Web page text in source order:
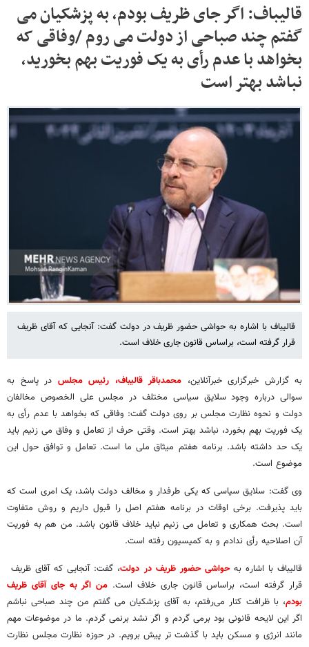
قالیباف: اگر جای ظریف بودم، به پزشکیان می
گفتم چند صباحی از دولت می روم /وفاقی که
بخواهد با عدم رأی به یک فوریت بهم بخورید،
نباشد بهتر است
قالیباف با اشاره به حواشی حضور ظریف در دولت گفت: آنجایی که آقای ظریف
قرار گرفته است، براساس قانون جاری خلاف است.
به گزارش خبرگزاری خبرآنلاین، محمدباقر قالیباف، رئیس مجلس در پاسخ به
سوالی درباره وجود سلایق سیاسی مختلف در مجلس علی الخصوص مخالفان
دولت و نحوه نظارت مجلس بر روی دولت گفت: وفاقی که بخواهد با عدم رأی به
یک فوریت بهم بخورد، نباشد بهتر است. وقتی حرف از تعامل و وفاق می زنیم باید
یک حد داشته باشد. برنامه هفتم میثاق ملی ما است. تعامل و توافق حول این
موضوع است.
وی گفت: سلایق سیاسی که یکی طرفدار و مخالف دولت باشد، یک امری است که
باید پذیرفت. برخی اوقات در برنامه هفتم اصل را قبول داریم و روش متفاوت
است. بحث همکاری و تعامل می زنیم نباید خلاف قانون باشد. من هم به فوریت
آن اصلاحیه رأی ندادم و به کمیسیون رفته است.
قالیباف با اشاره بهحواشی حضور ظریف در دولت، گفت: آنجایی که آقای ظریف
قرار گرفته است، براساس قانون جاری خلاف است. من اگر به جای آقای ظریف
بودم، با ظرافت کنار می‌رفتم، به آقای پزشکیان می گفتم من چند صباحی نباشم
اگر این لایحه قانونی بود برمی گردم و اگر نشد برنمی گردم. ما در موضوعات مهم
مانند انرژی و مسکن باید با گذشت تر پیش برویم. در حوزه نظارت مجلس نظارت